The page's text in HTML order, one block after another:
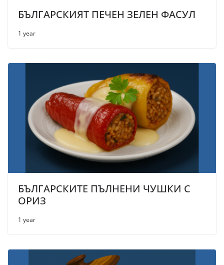
БЪЛГАРСКИЯТ ПЕЧЕН ЗЕЛЕН ФАСУЛ
1 year
БЪЛГАРСКИТЕ ПЪЛНЕНИ ЧУШКИ С
ОРИЗ
1 year